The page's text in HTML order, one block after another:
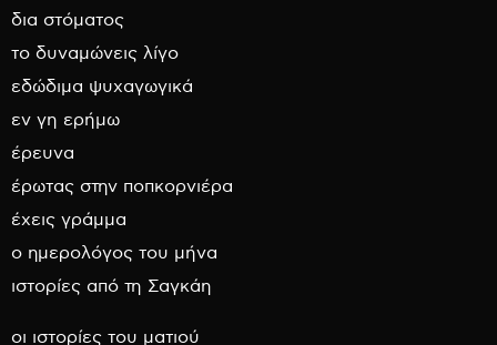
δια στόματος
το δυναμώνεις λίγο
εδώδιμα ψυχαγωγικά
εν γη ερήμω
έρευνα
έρωτας στην ποπκορνιέρα
έχεις γράμμα
ο ημερολόγος του μήνα
ιστορίες από τη Σαγκάη
οι ιστορίες του ματιού